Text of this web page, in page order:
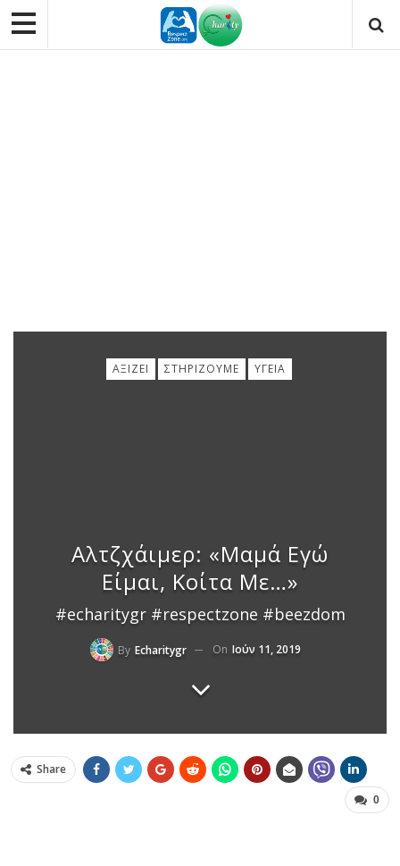
ΑΞΊΖΕΙ ΣΤΗΡΊΖΟΥΜΕ ΥΓΕΊΑ
Αλτζχάιμερ: «Μαμά Εγώ
Είμαι, Κοίτα Με…»
#echaritygr #respectzone #beezdom
By Echaritygr On Ιούν 11, 2019
Share
0